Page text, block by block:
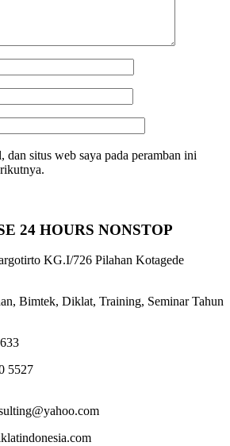
dan situs web saya pada peramban ini
24 HOURS NONSTOP
KG.I/726 Pilahan Kotagede
Bimtek, Diklat, Training, Seminar Tahun